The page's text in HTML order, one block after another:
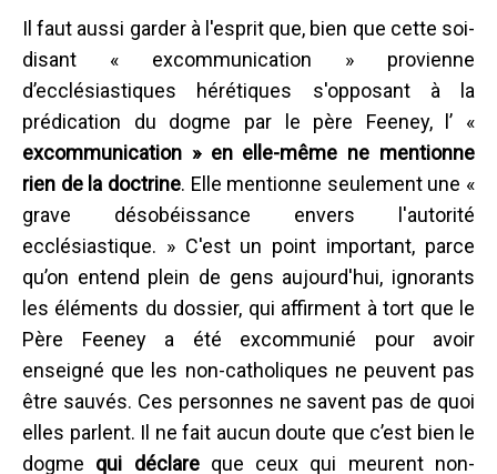
Il faut aussi garder à l'esprit que, bien que cette soi-
disant « excommunication » provienne
d’ecclésiastiques hérétiques s'opposant à la
prédication du dogme par le père Feeney, l’ «
excommunication » en elle-même ne mentionne
rien de la doctrine. Elle mentionne seulement une «
grave désobéissance envers l'autorité
ecclésiastique. » C'est un point important, parce
qu’on entend plein de gens aujourd'hui, ignorants
les éléments du dossier, qui affirment à tort que le
Père Feeney a été excommunié pour avoir
enseigné que les non-catholiques ne peuvent pas
être sauvés. Ces personnes ne savent pas de quoi
elles parlent. Il ne fait aucun doute que c’est bien le
dogme qui déclareque ceux qui meurent non-